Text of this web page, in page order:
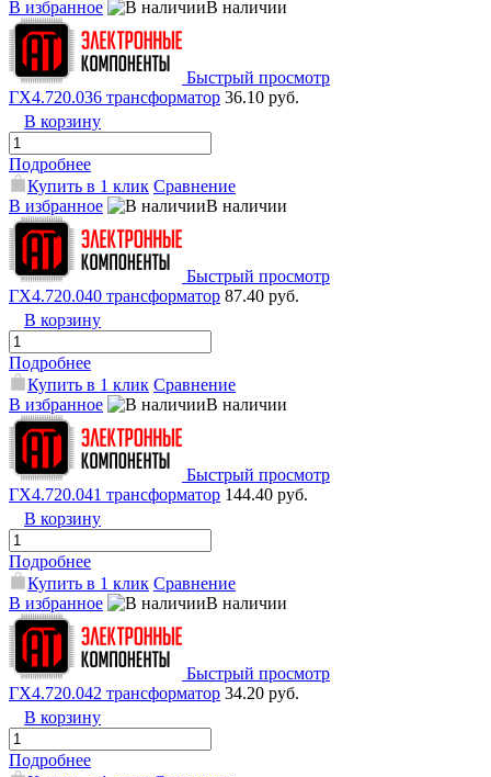
В избранное В наличии
Быстрый просмотр
ГХ4.720.036 трансформатор 36.10 руб.
В корзину
Подробнее
Купить в 1 клик Сравнение
В избранное
В наличии
Быстрый просмотр
ГХ4.720.040 трансформатор 87.40 руб.
В корзину
Подробнее
Купить в 1 клик Сравнение
В избранное
В наличии
Быстрый просмотр
ГХ4.720.041 трансформатор 144.40 руб.
В корзину
Подробнее
Купить в 1 клик Сравнение
В избранное
В наличии
Быстрый просмотр
ГХ4.720.042 трансформатор 34.20 руб.
В корзину
Подробнее